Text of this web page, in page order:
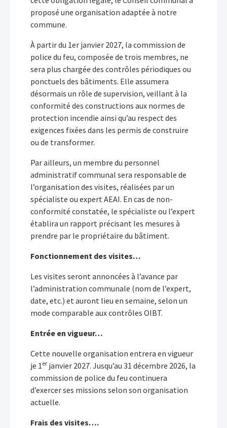
proposé une organisation adaptée à notre
commune.
À partir du 1er janvier 2027, la commission de
police du feu, composée de trois membres, ne
sera plus chargée des contrôles périodiques ou
ponctuels des bâtiments. Elle assumera
désormais un rôle de supervision, veillant à la
conformité des constructions aux normes de
protection incendie ainsi qu’au respect des
exigences fixées dans les permis de construire
ou de transformer.
Par ailleurs, un membre du personnel
administratif communal sera responsable de
l’organisation des visites, réalisées par un
spécialiste ou expert AEAI. En cas de non-
conformité constatée, le spécialiste ou l’expert
établira un rapport précisant les mesures à
prendre par le propriétaire du bâtiment.
Fonctionnement des visites…
Les visites seront annoncées à l’avance par
l’administration communale (nom de l’expert,
date, etc.) et auront lieu en semaine, selon un
mode comparable aux contrôles OIBT.
Entrée en vigueur…
Cette nouvelle organisation entrera en vigueur
je 1er janvier 2027. Jusqu’au 31 décembre 2026, la
commission de police du feu continuera
d’exercer ses missions selon son organisation
actuelle.
Frais des visites….